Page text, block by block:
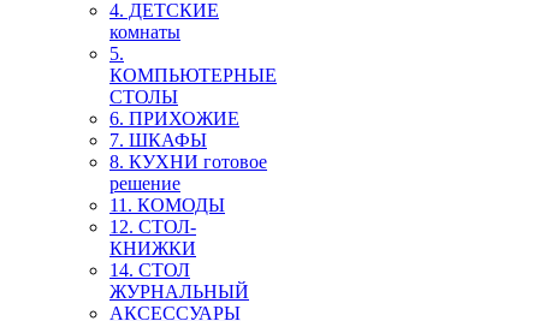
4. ДЕТСКИЕ
комнаты
5.
КОМПЬЮТЕРНЫЕ
СТОЛЫ
6. ПРИХОЖИЕ
7. ШКАФЫ
8. КУХНИ готовое
решение
11. КОМОДЫ
12. СТОЛ-
КНИЖКИ
14. СТОЛ
ЖУРНАЛЬНЫЙ
АКСЕССУАРЫ